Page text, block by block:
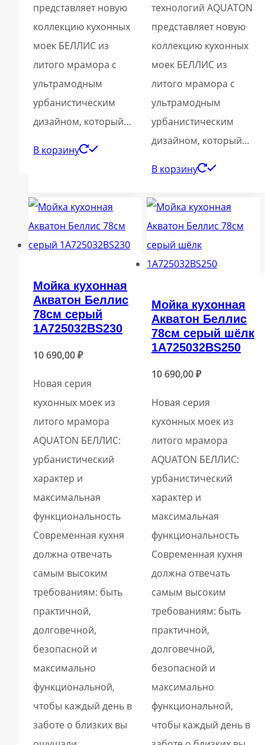
представляет новую
коллекцию кухонных
моек БЕЛЛИС из
литого мрамора с
ультрамодным
урбанистическим
дизайном, который…
В корзину
технологий AQUATON
представляет новую
коллекцию кухонных
моек БЕЛЛИС из
литого мрамора с
ультрамодным
урбанистическим
дизайном, который…
В корзину
Мойка кухонная
Акватон Беллис
78см серый
1A725032BS230
10 690,00₽
Новая серия
кухонных моек из
литого мрамора
AQUATON БЕЛЛИС:
урбанистический
характер и
максимальная
функциональность
Современная кухня
должна отвечать
самым высоким
требованиям: быть
практичной,
долговечной,
безопасной и
максимально
функциональной,
чтобы каждый день в
заботе о близких вы
Мойка кухонная
Акватон Беллис
78см серый шёлк
1A725032BS250
10 690,00₽
Новая серия
кухонных моек из
литого мрамора
AQUATON БЕЛЛИС:
урбанистический
характер и
максимальная
функциональность
Современная кухня
должна отвечать
самым высоким
требованиям: быть
практичной,
долговечной,
безопасной и
максимально
функциональной,
чтобы каждый день в